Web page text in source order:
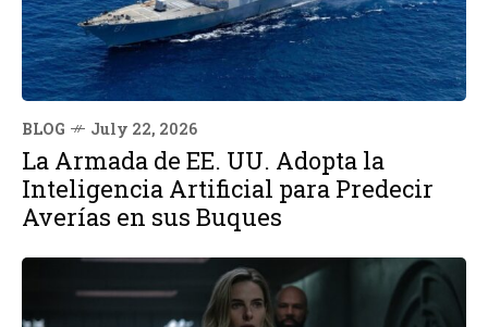
BLOG July 22, 2026
La Armada de EE. UU. Adopta la
Inteligencia Artificial para Predecir
Averías en sus Buques